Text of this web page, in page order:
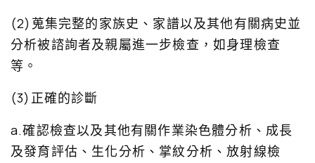
(2)蒐集完整的家族史、家譜以及其他有關病史並
分析被諮詢者及親屬進一步檢查，如身理檢查
等。
(3)正確的診斷
a.確認檢查以及其他有關作業染色體分析、成長
及發育評估、生化分析、掌紋分析、放射線檢